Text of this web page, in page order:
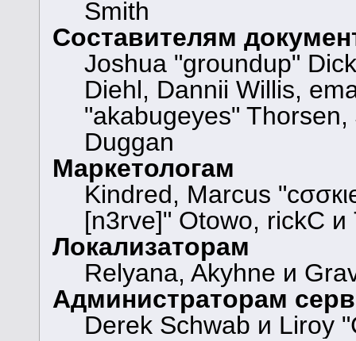
Smith
Составителям
Joshua "groundup"
Diehl, Dannii Willis,
"akabugeyes"
Duggan
Маркетологам
Kindred, Marcus
[n3rve]" Otowo, rickC и
Локализаторам
Relyana, Akyhne и
Администраторам
Derek Schwab и Liroy